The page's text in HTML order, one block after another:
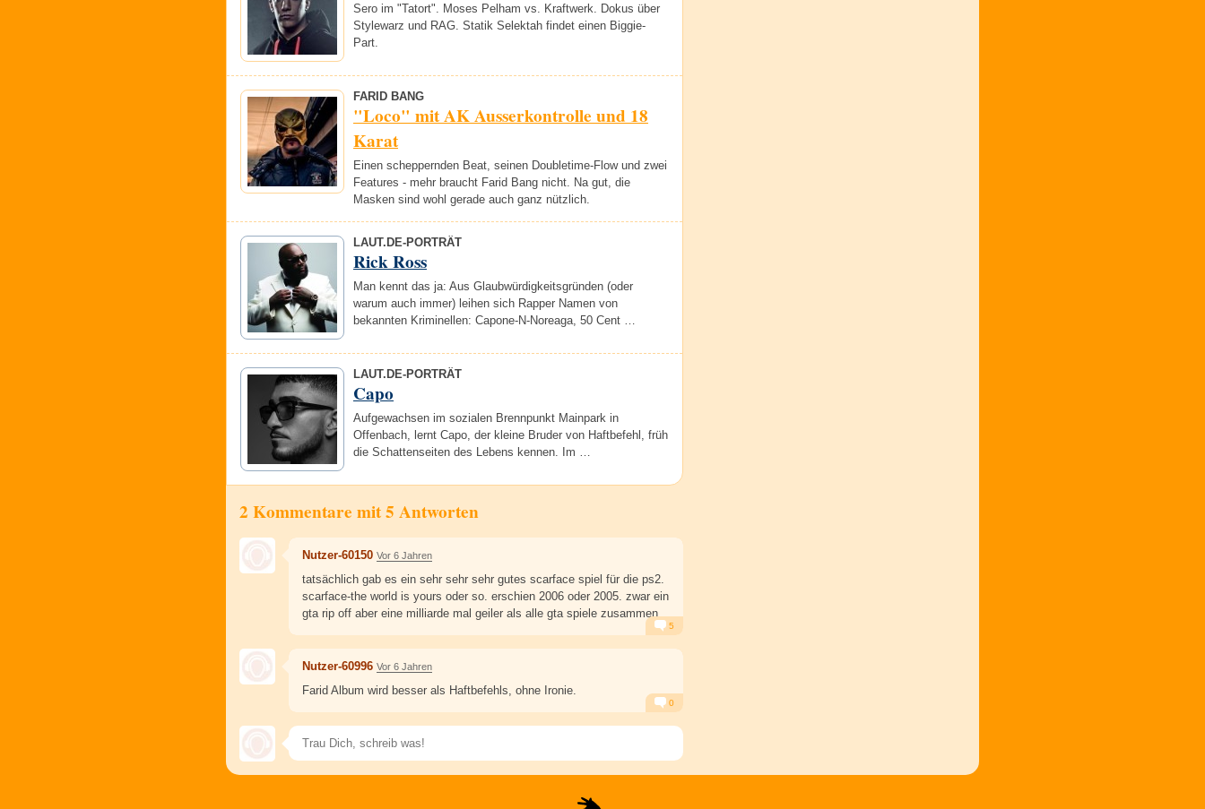
Sero im "Tatort". Moses Pelham vs. Kraftwerk. Dokus über
Stylewarz und RAG. Statik Selektah findet einen Biggie-
Part.
FARID BANG
"Loco" mit AK Ausserkontrolle und 18
Karat
Einen scheppernden Beat, seinen Doubletime-Flow und zwei
Features - mehr braucht Farid Bang nicht. Na gut, die
Masken sind wohl gerade auch ganz nützlich.
LAUT.DE-PORTRÄT
Rick Ross
Man kennt das ja: Aus Glaubwürdigkeitsgründen (oder
warum auch immer) leihen sich Rapper Namen von
bekannten Kriminellen: Capone-N-Noreaga, 50 Cent …
LAUT.DE-PORTRÄT
Capo
Aufgewachsen im sozialen Brennpunkt Mainpark in
Offenbach, lernt Capo, der kleine Bruder von Haftbefehl, früh
die Schattenseiten des Lebens kennen. Im …
2 Kommentare mit 5 Antworten
Nutzer-60150 Vor 6 Jahren
tatsächlich gab es ein sehr sehr sehr gutes scarface spiel für die ps2.
scarface-the world is yours oder so. erschien 2006 oder 2005. zwar ein
gta rip off aber eine milliarde mal geiler als alle gta spiele zusammen
Alarm Antworten
5
Nutzer-60996 Vor 6 Jahren
Farid Album wird besser als Haftbefehls, ohne Ironie.
Alarm Antworten
0
Speichern